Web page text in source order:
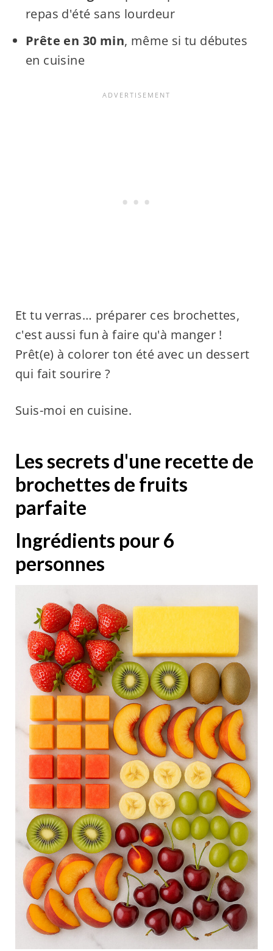
repas d'été sans lourdeur
Prête en 30 min, même si tu débutes
en cuisine
Et tu verras… préparer ces brochettes,
c'est aussi fun à faire qu'à manger !
Prêt(e) à colorer ton été avec un dessert
qui fait sourire ?
Suis-moi en cuisine.
Les secrets d'une recette de
brochettes de fruits
parfaite
Ingrédients pour 6
personnes